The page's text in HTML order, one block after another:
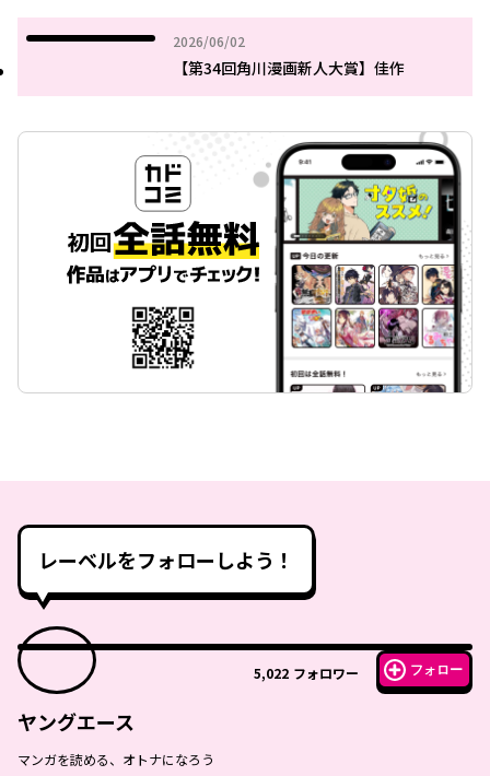
2026/06/02
2026年06月02日
【第34回角川漫画新人大賞】佳作
レーベルをフォローしよう！
5,022 フォロワー フォロー
ヤングエース
マンガを読める、オトナになろう